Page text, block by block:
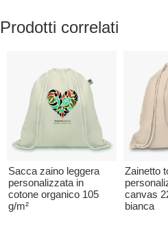
Prodotti correlati
Sacca zaino leggera
personalizzata in
cotone organico 105
g/m²
Zainetto
canvas
bianca